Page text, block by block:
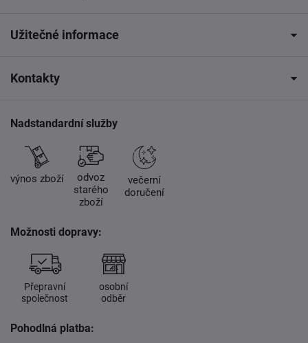
Užitečné informace
Kontakty
Nadstandardní služby
výnos zboží
odvoz
starého
zboží
večerní
doručení
Možnosti dopravy:
Přepravní
společnost
osobní
odběr
Pohodlná platba: